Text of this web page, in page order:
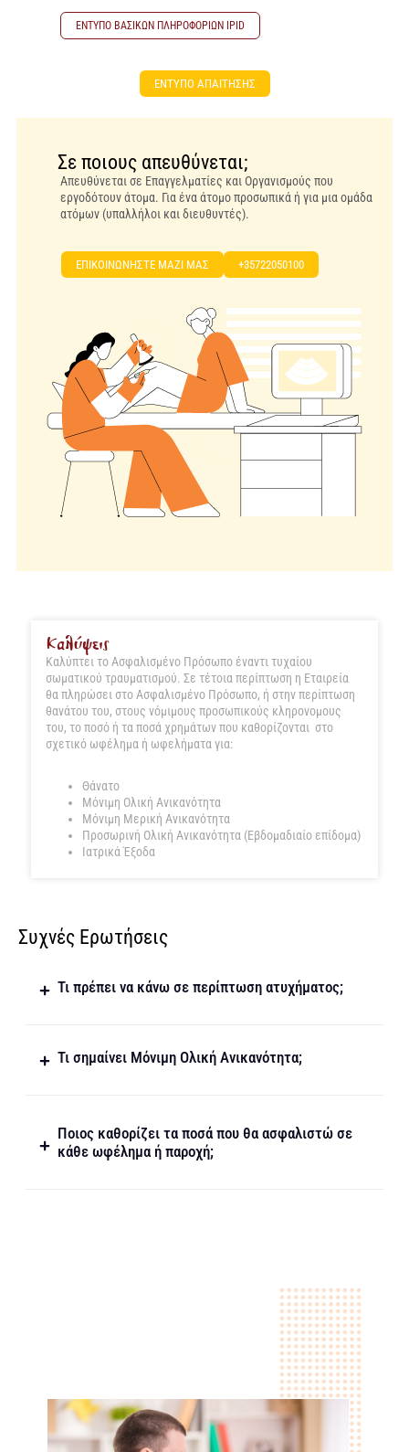
ΕΝΤΥΠΟ ΒΑΣΙΚΩΝ ΠΛΗΡΟΦΟΡΙΩΝ ΙPID
ΕΝΤΥΠΟ ΑΠΑΙΤΗΣΗΣ
Σε ποιους απευθύνεται;
Απευθύνεται σε Επαγγελματίες και Οργανισμούς που
εργοδότουν άτομα. Για ένα άτομο προσωπικά ή για μια ομάδα
ατόμων (υπαλλήλοι και διευθυντές).
EΠΙΚΟΙΝΩΝΗΣΤΕ ΜΑΖΙ ΜΑΣ +35722050100
Καλύψεις
Καλύπτει το Ασφαλισμένο Πρόσωπο έναντι τυχαίου
σωματικού τραυματισμού. Σε τέτοια περίπτωση η Εταιρεία
θα πληρώσει στο Ασφαλισμένο Πρόσωπο, ή στην περίπτωση
θανάτου του, στους νόμιμους προσωπικούς κληρονομους
του, το ποσό ή τα ποσά χρημάτων που καθορίζονται στο
σχετικό ωφέλημα ή ωφελήματα για:
Θάνατο
Μόνιμη Ολική Ανικανότητα
Μόνιμη Μερική Ανικανότητα
Προσωρινή Ολική Ανικανότητα (Εβδομαδιαίο επίδομα)
Ιατρικά Έξοδα
Συχνές Ερωτήσεις
Τι πρέπει να κάνω σε περίπτωση ατυχήματος;
Τι σημαίνει Μόνιμη Ολική Ανικανότητα;
Ποιος καθορίζει τα ποσά που θα ασφαλιστώ σε
κάθε ωφέλημα ή παροχή;